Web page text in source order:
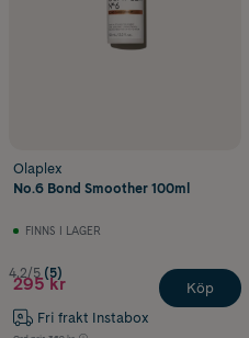
Olaplex
No.6 Bond Smoother 100ml
FINNS I LAGER
4.2/5 (5)
295 kr
Fri frakt Instabox
Köp